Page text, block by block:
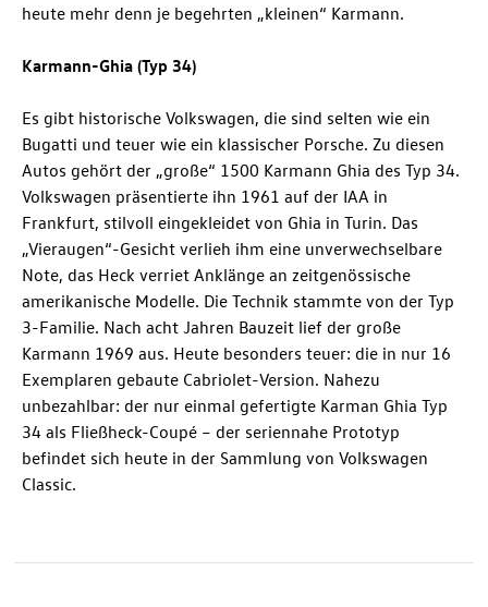
heute mehr denn je begehrten „kleinen“ Karmann.
Karmann-Ghia (Typ 34)
Es gibt historische Volkswagen, die sind selten wie ein
Bugatti und teuer wie ein klassischer Porsche. Zu diesen
Autos gehört der „große“ 1500 Karmann Ghia des Typ 34.
Volkswagen präsentierte ihn 1961 auf der IAA in
Frankfurt, stilvoll eingekleidet von Ghia in Turin. Das
„Vieraugen“-Gesicht verlieh ihm eine unverwechselbare
Note, das Heck verriet Anklänge an zeitgenössische
amerikanische Modelle. Die Technik stammte von der Typ
3-Familie. Nach acht Jahren Bauzeit lief der große
Karmann 1969 aus. Heute besonders teuer: die in nur 16
Exemplaren gebaute Cabriolet-Version. Nahezu
unbezahlbar: der nur einmal gefertigte Karman Ghia Typ
34 als Fließheck-Coupé – der seriennahe Prototyp
befindet sich heute in der Sammlung von Volkswagen
Classic.